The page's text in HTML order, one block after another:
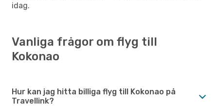
idag.
Vanliga frågor om flyg till
Kokonao
Hur kan jag hitta billiga flyg till Kokonao på
Travellink?